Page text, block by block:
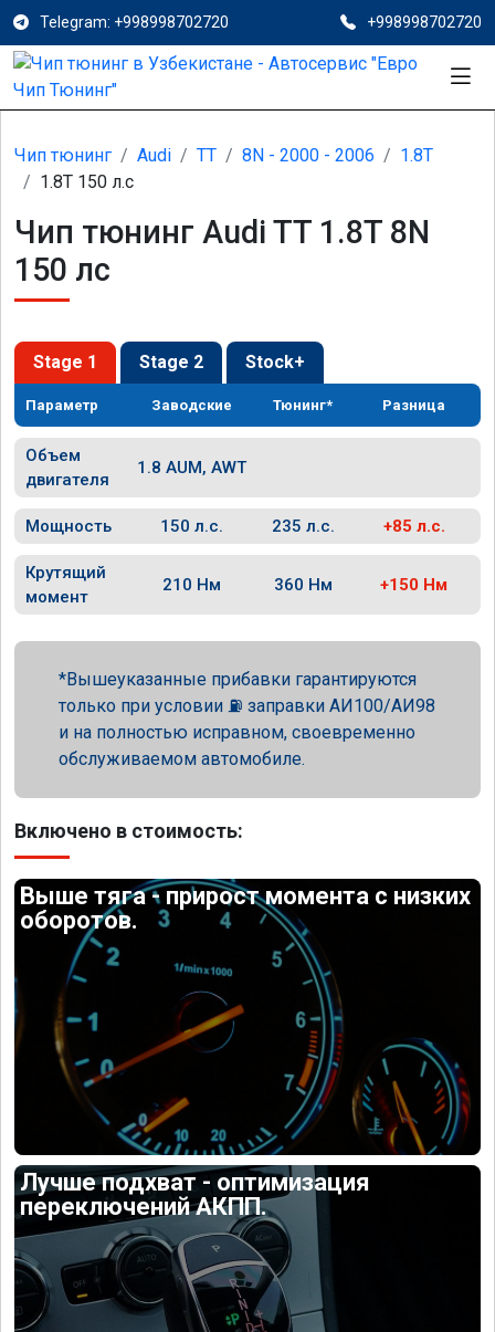
Telegram: +998998702720 +998998702720
Чип тюнинг Audi TT 8N - 2000 - 2006
1.8T
1.8T 150 л.с
Чип тюнинг Audi TT 1.8T 8N
150 лс
Stage 1 Stage 2 Stock+
Параметр Заводские Тюнинг* Разница
Объем
двигателя
1.8 AUM, AWT
Мощность 150 л.с. 235 л.с. +85 л.с.
Крутящий
момент
210 Нм 360 Нм +150 Нм
Вышеуказанные прибавки гарантируются
только при условии ⛽ заправки АИ100/АИ98
и на полностью исправном, своевременно
обслуживаемом автомобиле.
Включено в стоимость:
Выше тяга - прирост момента с низких
оборотов.
Лучше подхват - оптимизация
переключений АКПП.